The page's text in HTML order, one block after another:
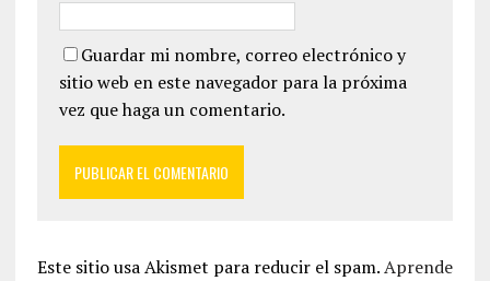
Guardar mi nombre, correo electrónico y
sitio web en este navegador para la próxima
vez que haga un comentario.
Este sitio usa Akismet para reducir el spam.Aprende